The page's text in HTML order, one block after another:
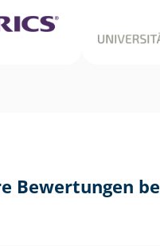
Bewertungen